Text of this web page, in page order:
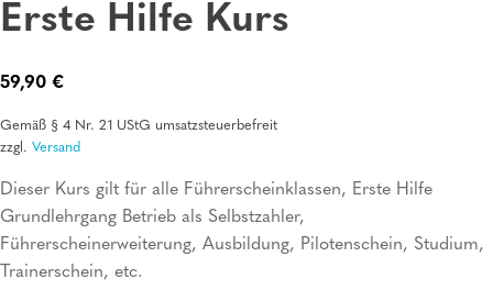
Erste Hilfe Kurs
59,90 €
Gemäß § 4 Nr. 21 UStG umsatzsteuerbefreit
zzgl. Versand
Dieser Kurs gilt für alle Führerscheinklassen, Erste Hilfe
Grundlehrgang Betrieb als Selbstzahler,
Führerscheinerweiterung, Ausbildung, Pilotenschein, Studium,
Trainerschein, etc.